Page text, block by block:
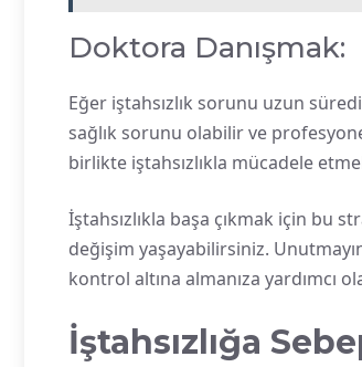
Doktora Danışmak:
Eğer iştahsızlık sorunu uzun
sağlık sorunu olabilir ve
birlikte iştahsızlıkla mücadele
İştahsızlıkla başa çıkmak için bu
değişim yaşayabilirsiniz.
kontrol altına almanıza yardımcı
İştahsızlığa